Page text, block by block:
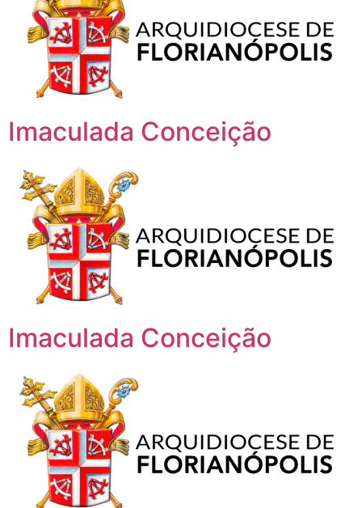
Imaculada Conceição
Imaculada Conceição